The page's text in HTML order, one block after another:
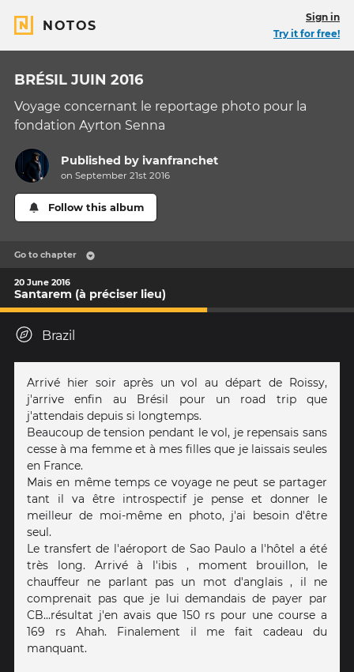
NOTOS
Sign in
Try it for free!
BRÉSIL JUIN 2016
Voyage concernant le reportage photo pour la
fondation Ayrton Senna
Published byivanfranchet
on September 21st 2016
Follow this album
Go to chapter
20 June 2016
Santarem (à préciser lieu)
Brazil
Arrivé hier soir après un vol au départ de Roissy,
j'arrive enfin au Brésil pour un road trip que
j'attendais depuis si longtemps.
Beaucoup de tension pendant le vol, je repensais sans
cesse à ma femme et à mes filles que je laissais seules
en France.
Mais en même temps ce voyage ne peut se partager
tant il va être introspectif je pense et donner le
meilleur de moi-même en photo, j'ai besoin d'être
seul.
Le transfert de l'aéroport de Sao Paulo a l'hôtel a été
très long. Arrivé à l'ibis , moment brouillon, le
chauffeur ne parlant pas un mot d'anglais , il ne
comprenait pas que je lui demandais de payer par
CB...résultat j'en avais que 150 rs pour une course a
169 rs Ahah. Finalement il me fait cadeau du
manquant.